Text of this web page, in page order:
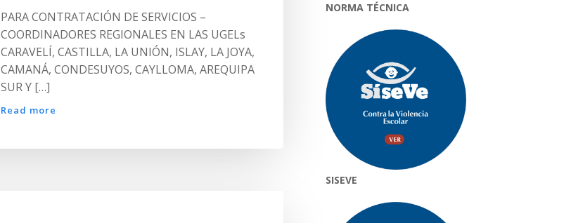
PARA CONTRATACIÓN DE SERVICIOS –
COORDINADORES REGIONALES EN LAS UGELs
CARAVELÍ, CASTILLA, LA UNIÓN, ISLAY, LA JOYA,
CAMANÁ, CONDESUYOS, CAYLLOMA, AREQUIPA
SUR Y […]
Read more
NORMA TÉCNICA
SISEVE